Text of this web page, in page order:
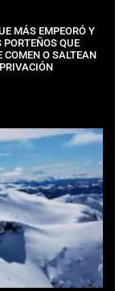
MÁS EMPEORÓ Y
QUE
COMEN O SALTEAN